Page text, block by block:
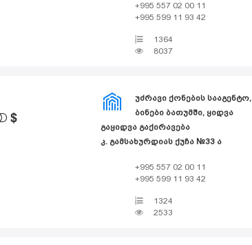
+995 557 02 00 11
+995 599 11 93 42
1364
8037
$
ᲣᲫᲠᲐᲕᲘ ᲥᲝᲜᲔᲑᲘᲡ ᲡᲐᲐᲒᲔᲜᲢᲝ,
ᲑᲘᲜᲔᲑᲘ ᲑᲐᲗᲣᲛᲨᲘ, ᲧᲘᲓᲕᲐ
ᲒᲐᲧᲘᲓᲕᲐ ᲒᲐᲥᲘᲠᲐᲕᲔᲑᲐ
კ. გამსახურდიას ქუჩა №33 ა
+995 557 02 00 11
+995 599 11 93 42
1324
2533